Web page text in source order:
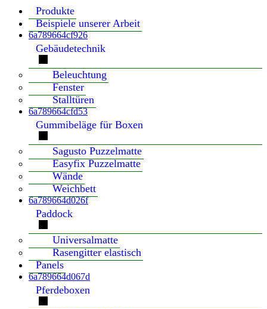
Produkte
Beispiele unserer Arbeit
6a789664cf926
Gebäudetechnik
Beleuchtung
Fenster
Stalltüren
6a789664cfd53
Gummibeläge für Boxen
Sagusto Puzzelmatte
Easyfix Puzzelmatte
Wände
Weichbett
6a789664d026f
Paddock
Universalmatte
Rasengitter elastisch
Panels
6a789664d067d
Pferdeboxen